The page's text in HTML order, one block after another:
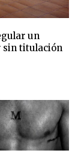
un
sin titulación